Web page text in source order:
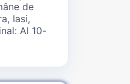
de
Iasi,
Al 10-